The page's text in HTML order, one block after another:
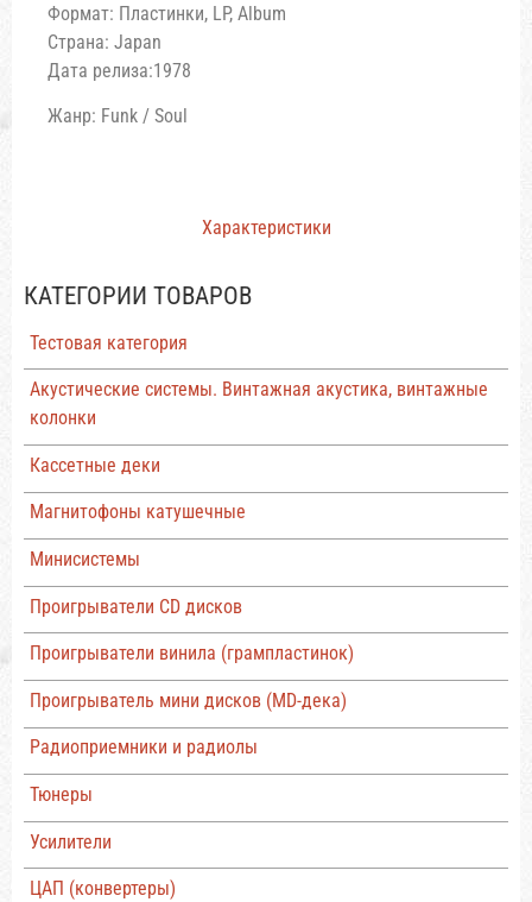
КАТЕГОРИИ ТОВАРОВ
Тестовая категория
Акустические системы. Винтажная акустика, винтажные
колонки
Кассетные деки
Магнитофоны катушечные
Минисистемы
Проигрыватели CD дисков
Проигрыватели винила (грампластинок)
Проигрыватель мини дисков (MD-дека)
Радиоприемники и радиолы
Тюнеры
Усилители
ЦАП (конвертеры)
Характеристики
Формат: Пластинки, LP, Album
Страна: Japan
Дата релиза:1978
Жанр: Funk / Soul